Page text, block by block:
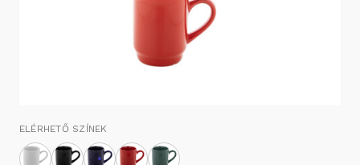
ELÉRHETŐ SZÍNEK